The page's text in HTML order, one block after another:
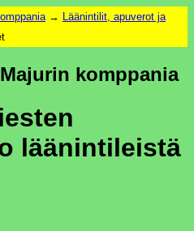
→ Läänintilit, apuverot ja
komppania
läänintileistä